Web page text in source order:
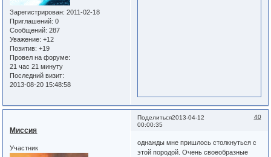
Зарегистрирован: 2011-02-18
Приглашений: 0
Сообщений: 287
Уважение: +12
Позитив: +19
Провел на форуме:
21 час 21 минуту
Последний визит:
2013-08-20 15:48:58
Поделиться 40
2013-04-12
00:00:35
Миссия
Участник
однажды мне пришлось столкнуться с
этой породой. Очень своеобразные